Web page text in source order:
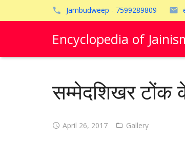
Jambudweep - 7599289809
Encyclopedia of
सम्मेदशिखर टोंक
April 26, 2017 Gallery